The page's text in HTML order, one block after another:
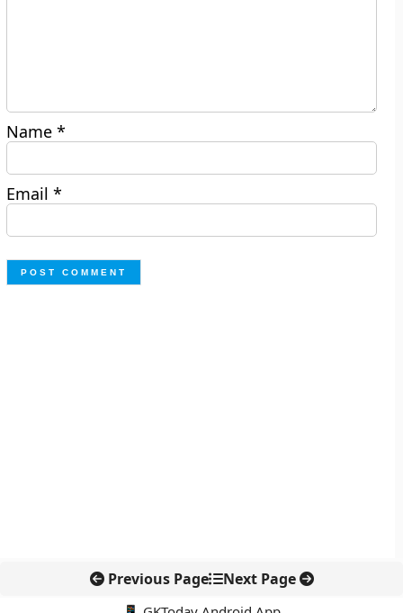
Name*
Email*
Previous Page Next Page